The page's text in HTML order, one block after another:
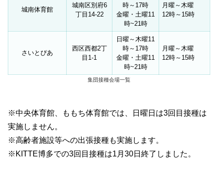
城南体育館
城南区別府6
丁目14-22
時～17時
金曜・土曜11
時~21時
月曜～木曜
12時～15時
さいとぴあ
西区西都2丁
目1-1
日曜～木曜11
時～17時
金曜・土曜11
時~21時
月曜～木曜
12時～15時
集団接種会場一覧
※中央体育館、ももち体育館では、日曜日は3回目接種は
実施しません。
※高齢者施設等への出張接種も実施します。
※KITTE博多での3回目接種は1月30日終了しました。